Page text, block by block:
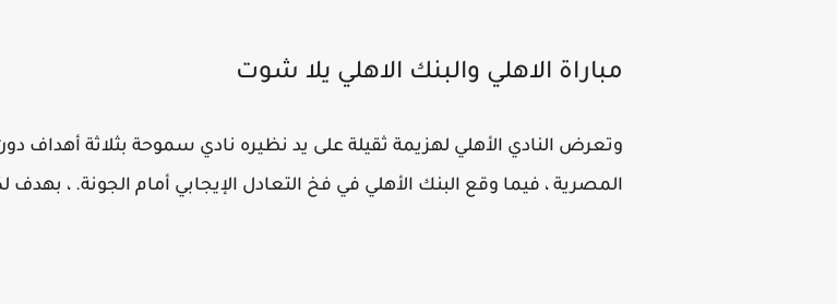
مباراة الاهلي والبنك الاهلي يلا شوت
وتعرض النادي الأهلي لهزيمة ثقيلة على يد نظيره نادي سموحة بثلاثة أهداف
المصرية ، فيما وقع البنك الأهلي في فخ التعادل الإيجابي أمام الجونة. ،